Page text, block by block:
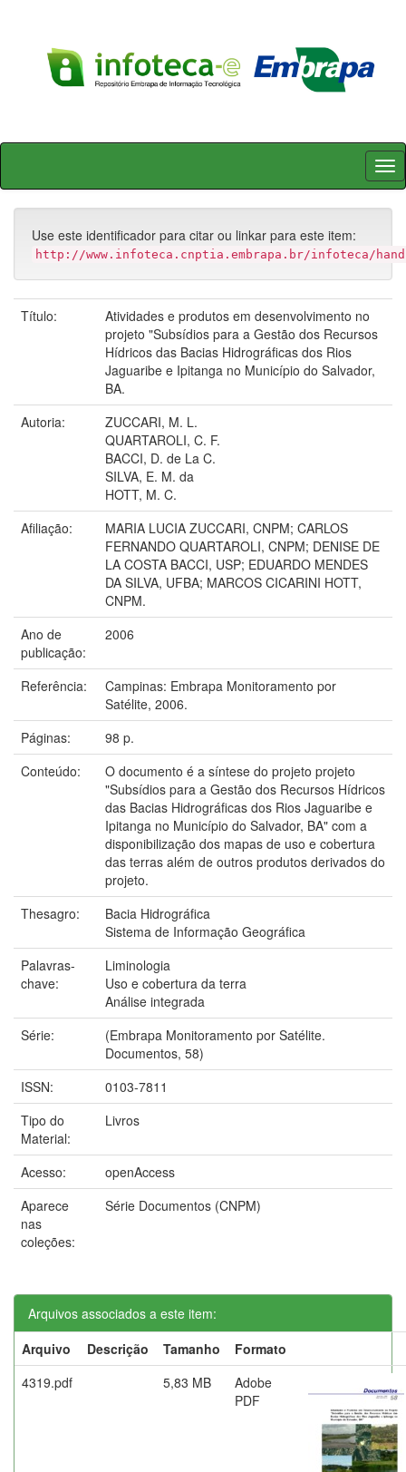
Skip
Use este identificador para citar ou linkar para este item:
http://www.infoteca.cnptia.embrapa.br/infoteca/
Título:
Atividades e produtos em desenvolvimento no
projeto "Subsídios para a Gestão dos Recursos
Hídricos das Bacias Hidrográficas dos Rios
Jaguaribe e Ipitanga no Município do Salvador,
BA.
Autoria:
ZUCCARI, M. L.
QUARTAROLI, C. F.
BACCI, D. de La C.
SILVA, E. M. da
HOTT, M. C.
Afiliação:
MARIA LUCIA ZUCCARI, CNPM; CARLOS
FERNANDO QUARTAROLI, CNPM; DENISE DE
LA COSTA BACCI, USP; EDUARDO MENDES
DA SILVA, UFBA; MARCOS CICARINI HOTT,
CNPM.
Ano de
publicação:
2006
Referência:
Campinas: Embrapa Monitoramento por
Satélite, 2006.
Páginas:
98 p.
Conteúdo:
O documento é a síntese do projeto projeto
"Subsídios para a Gestão dos Recursos Hídricos
das Bacias Hidrográficas dos Rios Jaguaribe e
Ipitanga no Município do Salvador, BA" com a
disponibilização dos mapas de uso e cobertura
das terras além de outros produtos derivados do
projeto.
Thesagro:
Bacia Hidrográfica
Sistema de Informação Geográfica
Palavras-
chave:
Liminologia
Uso e cobertura da terra
Análise integrada
Série:
(Embrapa Monitoramento por Satélite.
Documentos, 58)
ISSN:
0103-7811
Tipo do
Material:
Livros
Acesso:
openAccess
Aparece
nas
coleções:
Série Documentos (CNPM)
Arquivos associados a este item:
Arquivo
Descrição Tamanho
Formato
4319.pdf
5,83 MB
Adobe
PDF